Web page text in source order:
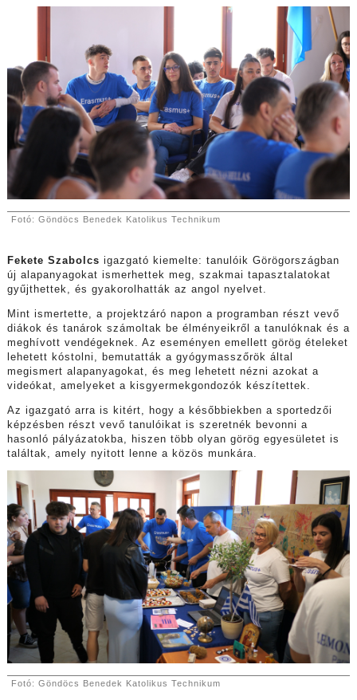
Fotó: Göndöcs Benedek Katolikus Technikum
Fekete Szabolcs igazgató kiemelte: tanulóik Görögországban
új alapanyagokat ismerhettek meg, szakmai tapasztalatokat
gyűjthettek, és gyakorolhatták az angol nyelvet.
Mint ismertette, a projektzáró napon a programban részt vevő
diákok és tanárok számoltak be élményeikről a tanulóknak és a
meghívott vendégeknek. Az eseményen emellett görög ételeket
lehetett kóstolni, bemutatták a gyógymasszőrök által
megismert alapanyagokat, és meg lehetett nézni azokat a
videókat, amelyeket a kisgyermekgondozók készítettek.
Az igazgató arra is kitért, hogy a későbbiekben a sportedzői
képzésben részt vevő tanulóikat is szeretnék bevonni a
hasonló pályázatokba, hiszen több olyan görög egyesületet is
találtak, amely nyitott lenne a közös munkára.
Fotó: Göndöcs Benedek Katolikus Technikum